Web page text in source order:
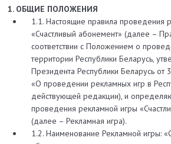
1. ОБЩИЕ ПОЛОЖЕНИЯ
1.1. Настоящие правила проведения
«Счастливый абонемент» (далее –
соответствии с Положением о
территории Республики Беларусь,
Президента Республики Беларусь
«О проведении рекламных игр в
действующей редакции), и
проведения рекламной игры
(далее – Рекламная игра).
1.2. Наименование Рекламной игры: